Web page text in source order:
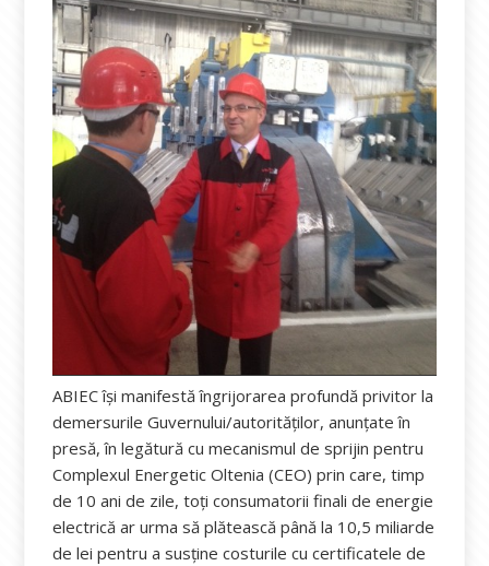
ABIEC își manifestă îngrijorarea profundă privitor la
demersurile Guvernului/autorităților, anunțate în
presă, în legătură cu mecanismul de sprijin pentru
Complexul Energetic Oltenia (CEO) prin care, timp
de 10 ani de zile, toți consumatorii finali de energie
electrică ar urma să plătească până la 10,5 miliarde
de lei pentru a susține costurile cu certificatele de